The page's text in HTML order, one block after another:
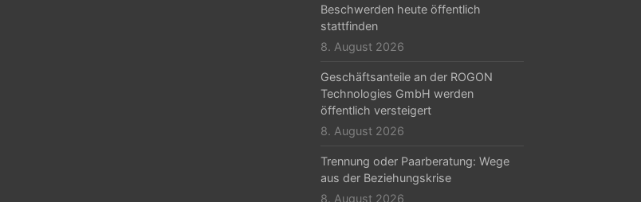
Beschwerden heute öffentlich
stattfinden
8. August 2026
Geschäftsanteile an der ROGON
Technologies GmbH werden
öffentlich versteigert
8. August 2026
Trennung oder Paarberatung: Wege
aus der Beziehungskrise
8. August 2026